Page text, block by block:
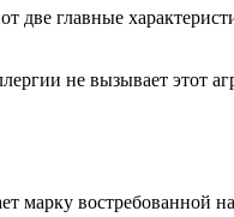
две главные
не вызывает этот
марку востребованной